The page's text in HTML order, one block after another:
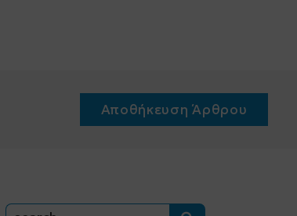
Αποθήκευση Άρθρου